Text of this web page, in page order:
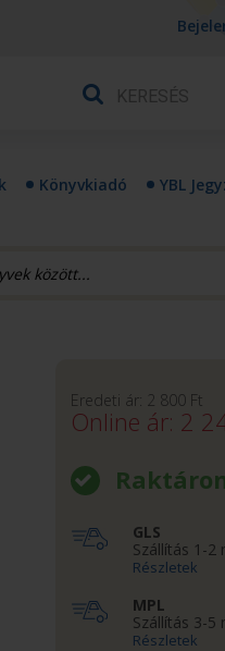
Könyvkiadó YBL
Eredeti ár: 2 800Ft
Online ár: 2
GLS
Szállítás 1-2
Részletek
MPL
Szállítás 3-5
Részletek